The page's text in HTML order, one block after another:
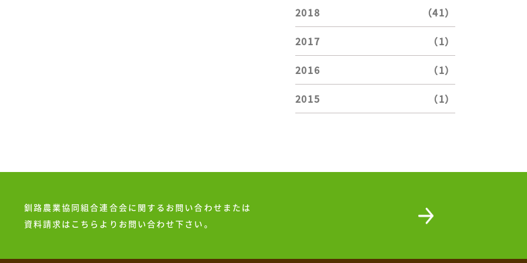
2018 （41）
2017 （1）
2016 （1）
2015 （1）
釧路農業協同組合連合会に関するお問い合わせまたは
資料請求はこちらよりお問い合わせ下さい。